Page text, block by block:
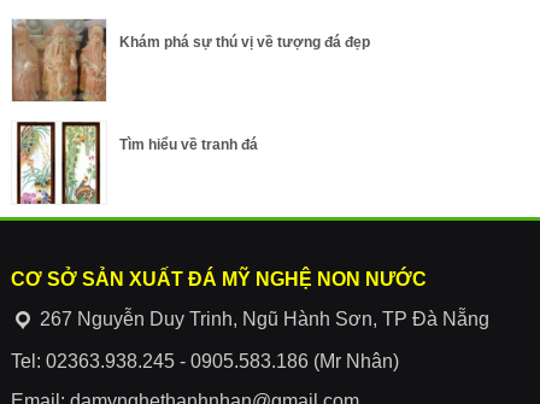
Khám phá sự thú vị về tượng đá đẹp
Tìm hiểu về tranh đá
CƠ SỞ SẢN XUẤT ĐÁ MỸ NGHỆ NON NƯỚC
267 Nguyễn Duy Trinh, Ngũ Hành Sơn, TP Đà Nẵng
Tel: 02363.938.245 - 0905.583.186 (Mr Nhân)